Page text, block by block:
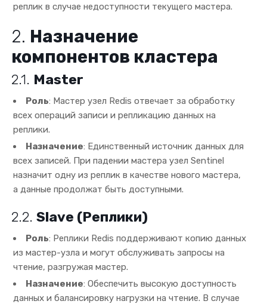
реплик в случае недоступности текущего мастера.
2. Назначение
компонентов кластера
2.1. Master
Роль: Мастер узел Redis отвечает за обработку
всех операций записи и репликацию данных на
реплики.
Назначение: Единственный источник данных для
всех записей. При падении мастера узел Sentinel
назначит одну из реплик в качестве нового мастера,
а данные продолжат быть доступными.
2.2.Slave (Реплики)
Роль: Реплики Redis поддерживают копию данных
из мастер-узла и могут обслуживать запросы на
чтение, разгружая мастер.
Назначение: Обеспечить высокую доступность
данных и балансировку нагрузки на чтение. В случае